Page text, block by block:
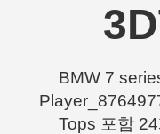
BMW 7
Tops 포함